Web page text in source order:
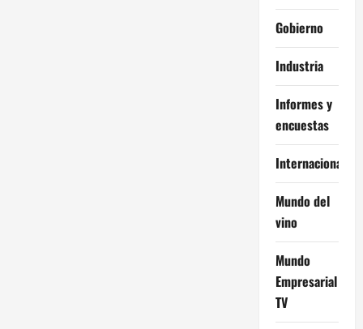
Gobierno
Industria
Informes y
encuestas
Internacional
Mundo del
vino
Mundo
Empresarial
TV